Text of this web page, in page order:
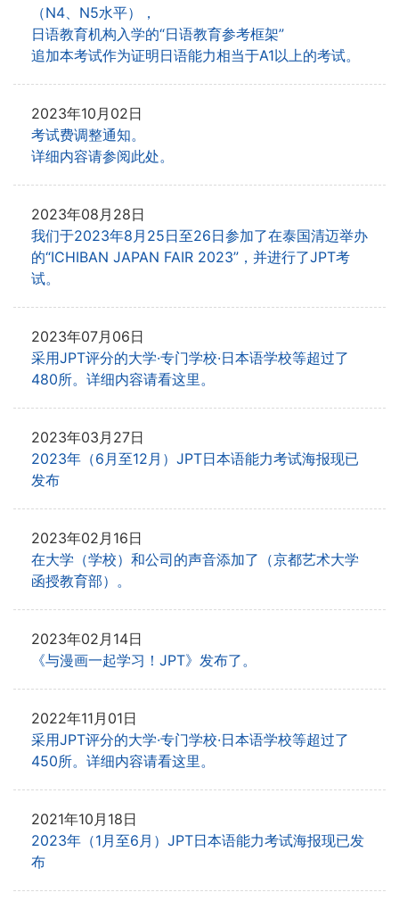
（N4、N5水平），
日语教育机构入学的“日语教育参考框架”
追加本考试作为证明日语能力相当于A1以上的考试。
2023年10月02日
考试费调整通知。
详细内容请参阅此处。
2023年08月28日
我们于2023年8月25日至26日参加了在泰国清迈举办
的“ICHIBAN JAPAN FAIR 2023”，并进行了JPT考
试。
2023年07月06日
采用JPT评分的大学·专门学校·日本语学校等超过了
480所。详细内容请看这里。
2023年03月27日
2023年（6月至12月）JPT日本语能力考试海报现已
发布
2023年02月16日
在大学（学校）和公司的声音添加了（京都艺术大学
函授教育部）。
2023年02月14日
《与漫画一起学习！JPT》发布了。
2022年11月01日
采用JPT评分的大学·专门学校·日本语学校等超过了
450所。详细内容请看这里。
2021年10月18日
2023年（1月至6月）JPT日本语能力考试海报现已发
布